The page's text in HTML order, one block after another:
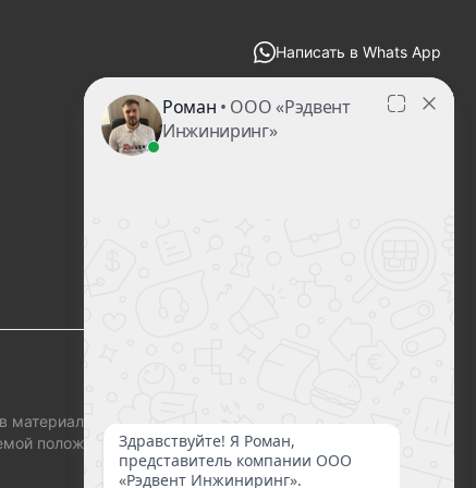
Написать в Whats App
zakaz@redvent-decor.ru
а
положениями